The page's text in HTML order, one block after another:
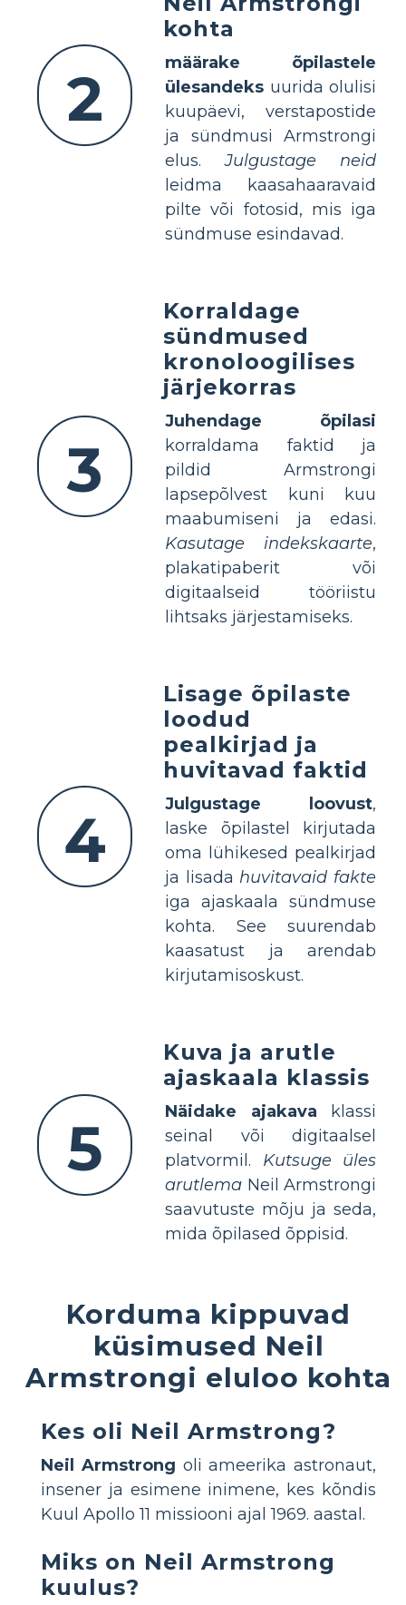
2
kohta
määrake õpilastele
ülesandeks uurida olulisi
kuupäevi, verstapostide
ja sündmusi Armstrongi
elus.Julgustage neid
leidma kaasahaaravaid
pilte või fotosid, mis iga
sündmuse esindavad.
3
Korraldage
sündmused
kronoloogilises
järjekorras
Juhendage õpilasi
korraldama faktid ja
pildid Armstrongi
lapsepõlvest kuni kuu
maabumiseni ja edasi.
Kasutage indekskaarte,
plakatipaberit või
digitaalseid tööriistu
lihtsaks järjestamiseks.
4
Lisage õpilaste
loodud
pealkirjad ja
huvitavad faktid
Julgustage loovust,
laske õpilastel kirjutada
oma lühikesed pealkirjad
ja lisada huvitavaid fakte
iga ajaskaala sündmuse
kohta. See suurendab
kaasatust ja arendab
kirjutamisoskust.
5
Kuva ja arutle
ajaskaala klassis
Näidake ajakava klassi
seinal või digitaalsel
platvormil. Kutsuge üles
arutlema Neil Armstrongi
saavutuste mõju ja seda,
mida õpilased õppisid.
Korduma kippuvad
küsimused Neil
Armstrongi eluloo kohta
Kes oli Neil Armstrong?
Neil Armstrong oli ameerika astronaut,
insener ja esimene inimene, kes kõndis
Kuul Apollo 11 missiooni ajal 1969. aastal.
Miks on Neil Armstrong
kuulus?